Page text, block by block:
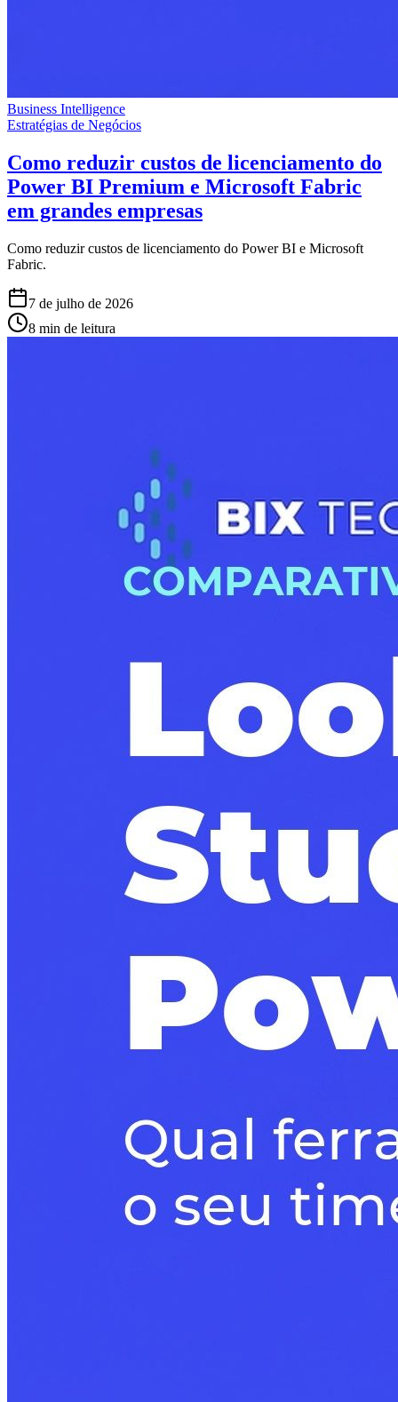
Business Intelligence
Estratégias de Negócios
Como reduzir custos de licenciamento do
Power BI Premium e Microsoft Fabric
em grandes empresas
Como reduzir custos de licenciamento do Power BI e Microsoft
Fabric.
7 de julho de 2026
8 min de leitura